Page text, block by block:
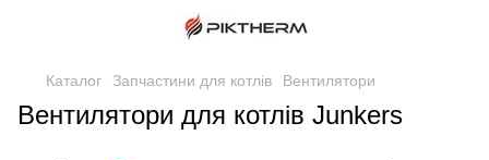
Каталог Запчастини для котлів Вентилятори
Вентилятори для котлів Junkers